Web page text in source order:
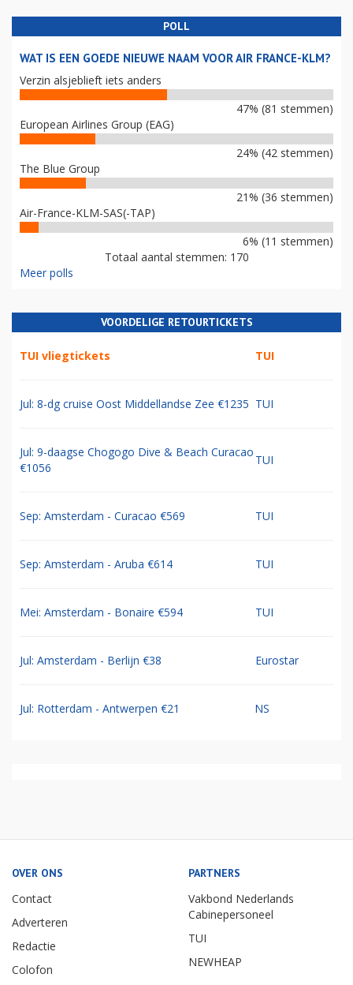
POLL
WAT IS EEN GOEDE NIEUWE NAAM VOOR AIR FRANCE-KLM?
Verzin alsjeblieft iets anders
47% (81 stemmen)
European Airlines Group (EAG)
24% (42 stemmen)
The Blue Group
21% (36 stemmen)
Air-France-KLM-SAS(-TAP)
6% (11 stemmen)
Totaal aantal stemmen: 170
Meer polls
VOORDELIGE RETOURTICKETS
TUI vliegtickets TUI
Jul: 8-dg cruise Oost Middellandse Zee €1235 TUI
Jul: 9-daagse Chogogo Dive & Beach Curacao
€1056
TUI
Sep: Amsterdam - Curacao €569 TUI
Sep: Amsterdam - Aruba €614 TUI
Mei: Amsterdam - Bonaire €594 TUI
Jul: Amsterdam - Berlijn €38 Eurostar
Jul: Rotterdam - Antwerpen €21 NS
OVER ONS
Contact
Adverteren
Redactie
Colofon
PARTNERS
Vakbond Nederlands
Cabinepersoneel
TUI
NEWHEAP